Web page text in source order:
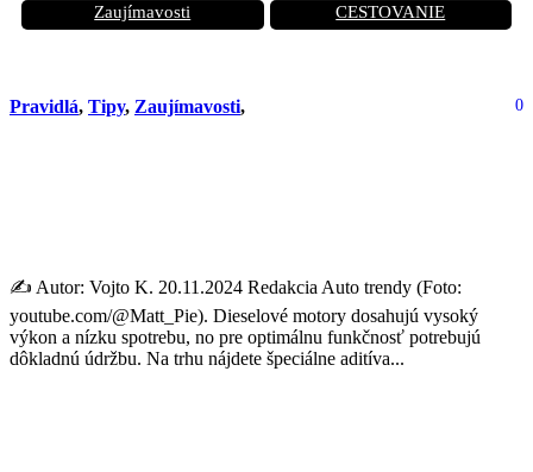
Zaujímavosti
CESTOVANIE
Pravidlá, Tipy, Zaujímavosti, 0
✍️ Autor: Vojto K. 20.11.2024 Redakcia Auto trendy (Foto:
youtube.com/@Matt_Pie). Dieselové motory dosahujú vysoký
výkon a nízku spotrebu, no pre optimálnu funkčnosť potrebujú
dôkladnú údržbu. Na trhu nájdete špeciálne aditíva...